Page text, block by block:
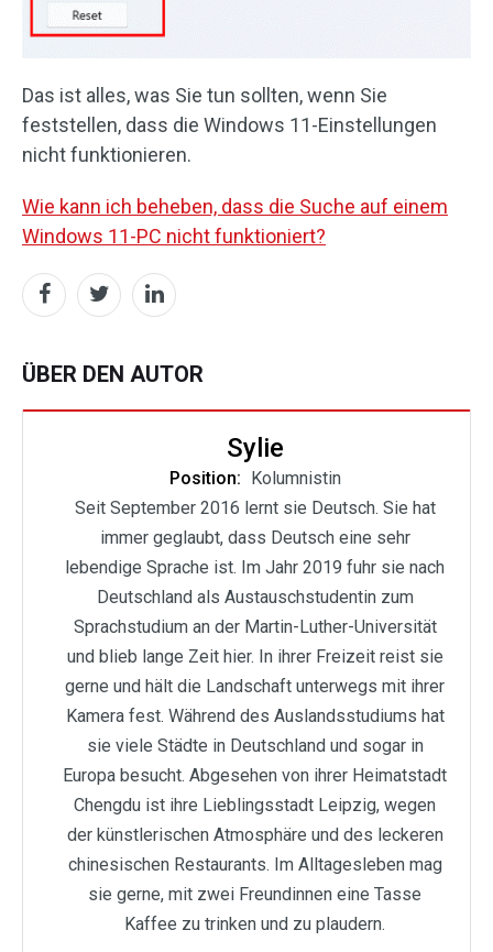
Das ist alles, was Sie tun sollten, wenn Sie
feststellen, dass die Windows 11-Einstellungen
nicht funktionieren.
Wie kann ich beheben, dass die Suche auf einem
Windows 11-PC nicht funktioniert?
ÜBER DEN AUTOR
Sylie
Position: Kolumnistin
Seit September 2016 lernt sie Deutsch. Sie hat
immer geglaubt, dass Deutsch eine sehr
lebendige Sprache ist. Im Jahr 2019 fuhr sie nach
Deutschland als Austauschstudentin zum
Sprachstudium an der Martin-Luther-Universität
und blieb lange Zeit hier. In ihrer Freizeit reist sie
gerne und hält die Landschaft unterwegs mit ihrer
Kamera fest. Während des Auslandsstudiums hat
sie viele Städte in Deutschland und sogar in
Europa besucht. Abgesehen von ihrer Heimatstadt
Chengdu ist ihre Lieblingsstadt Leipzig, wegen
der künstlerischen Atmosphäre und des leckeren
chinesischen Restaurants. Im Alltagesleben mag
sie gerne, mit zwei Freundinnen eine Tasse
Kaffee zu trinken und zu plaudern.